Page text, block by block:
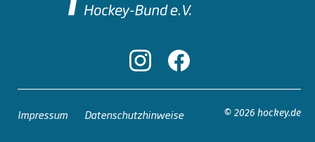
Impressum Datenschutzhinweise © 2026 hockey.de